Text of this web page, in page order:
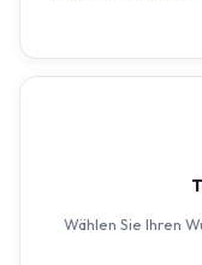
Wählen Sie Ihren